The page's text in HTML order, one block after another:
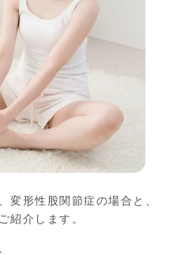
変形性股関節症の場合と、
紹介します。